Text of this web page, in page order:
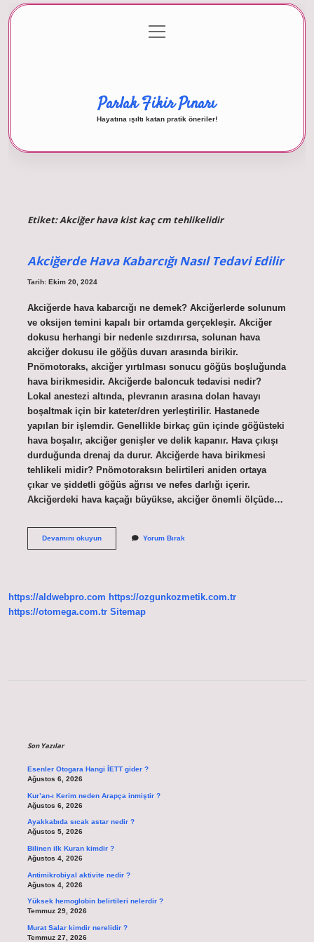
Gizlilik Politikası
menüyü
aç
Parlak Fikir Pınarı
Hayatına ışıltı katan pratik öneriler!
Etiket:Akciğer hava kist kaç cm tehlikelidir
Akciğerde Hava Kabarcığı Nasıl Tedavi Edilir
Tarih: Ekim 20, 2024
Akciğerde hava kabarcığı ne demek? Akciğerlerde solunum
ve oksijen temini kapalı bir ortamda gerçekleşir. Akciğer
dokusu herhangi bir nedenle sızdırırsa, solunan hava
akciğer dokusu ile göğüs duvarı arasında birikir.
Pnömotoraks, akciğer yırtılması sonucu göğüs boşluğunda
hava birikmesidir. Akciğerde baloncuk tedavisi nedir?
Lokal anestezi altında, plevranın arasına dolan havayı
boşaltmak için bir kateter/dren yerleştirilir. Hastanede
yapılan bir işlemdir. Genellikle birkaç gün içinde göğüsteki
hava boşalır, akciğer genişler ve delik kapanır. Hava çıkışı
durduğunda drenaj da durur. Akciğerde hava birikmesi
tehlikeli midir? Pnömotoraksın belirtileri aniden ortaya
çıkar ve şiddetli göğüs ağrısı ve nefes darlığı içerir.
Akciğerdeki hava kaçağı büyükse, akciğer önemli ölçüde…
Devamını okuyunAkciğerde
Yorum Bırak
https://aldwebpro.com https://ozgunkozmetik.com.tr
https://otomega.com.tr Sitemap
Son Yazılar
Esenler Otogara Hangi İETT gider ?
Ağustos 6, 2026
Kur’an-ı Kerim neden Arapça inmiştir ?
Ağustos 6, 2026
Ayakkabıda sıcak astar nedir ?
Ağustos 5, 2026
Bilinen ilk Kuran kimdir ?
Ağustos 4, 2026
Antimikrobiyal aktivite nedir ?
Ağustos 4, 2026
Yüksek hemoglobin belirtileri nelerdir ?
Temmuz 29, 2026
Murat Salar kimdir nerelidir ?
Temmuz 27, 2026